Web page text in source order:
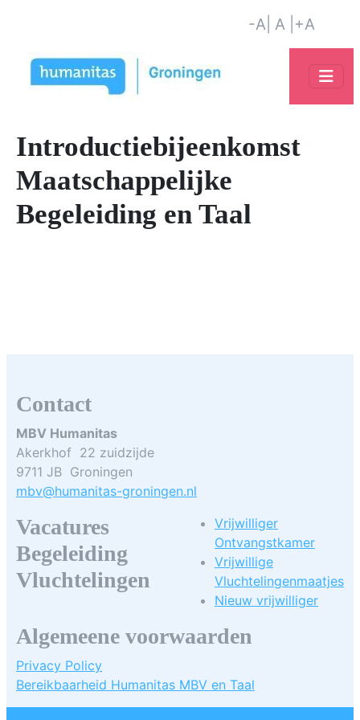
-A | A | +A
Introductiebijeenkomst
Maatschappelijke
Begeleiding en Taal
Contact
MBV Humanitas
Akerkhof 22 zuidzijde
9711 JB Groningen
mbv@humanitas-groningen.nl
Vacatures
Begeleiding
Vluchtelingen
Vrijwilliger
Ontvangstkamer
Vrijwillige
Vluchtelingenmaatjes
Nieuw vrijwilliger
Algemeene voorwaarden
Privacy Policy
Bereikbaarheid Humanitas MBV en Taal